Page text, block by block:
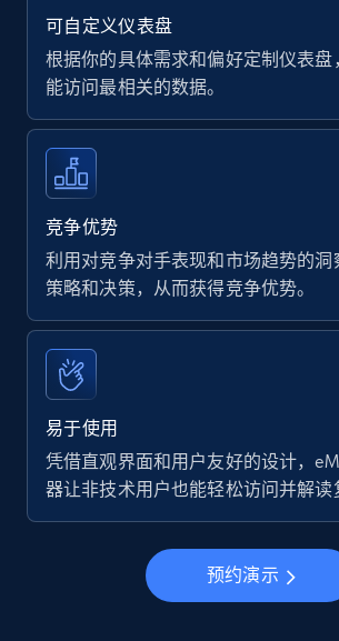
可自定义仪表盘
根据你的具体需求和偏好定制仪表盘
能访问最相关的数据。
竞争优势
利用对竞争对手表现和市场趋势的洞
策略和决策，从而获得竞争优势。
易于使用
凭借直观界面和用户友好的设计，
器让非技术用户也能轻松访问并解读
预约演示